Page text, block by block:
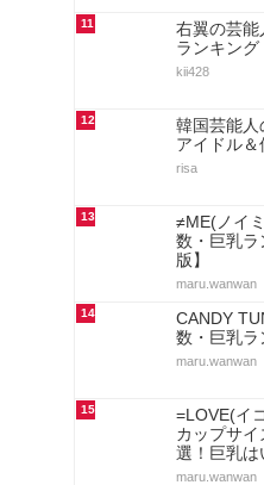
11
右翼の芸
ランキング
kii428
12
韓国芸能人
アイドル＆
risa
13
≠ME(ノイ
数・巨乳
版】
maru.wanwan
14
CANDY
数・巨乳ラ
maru.wanwan
15
=LOVE(イ
カップサ
選！巨乳は
maru.wanwan